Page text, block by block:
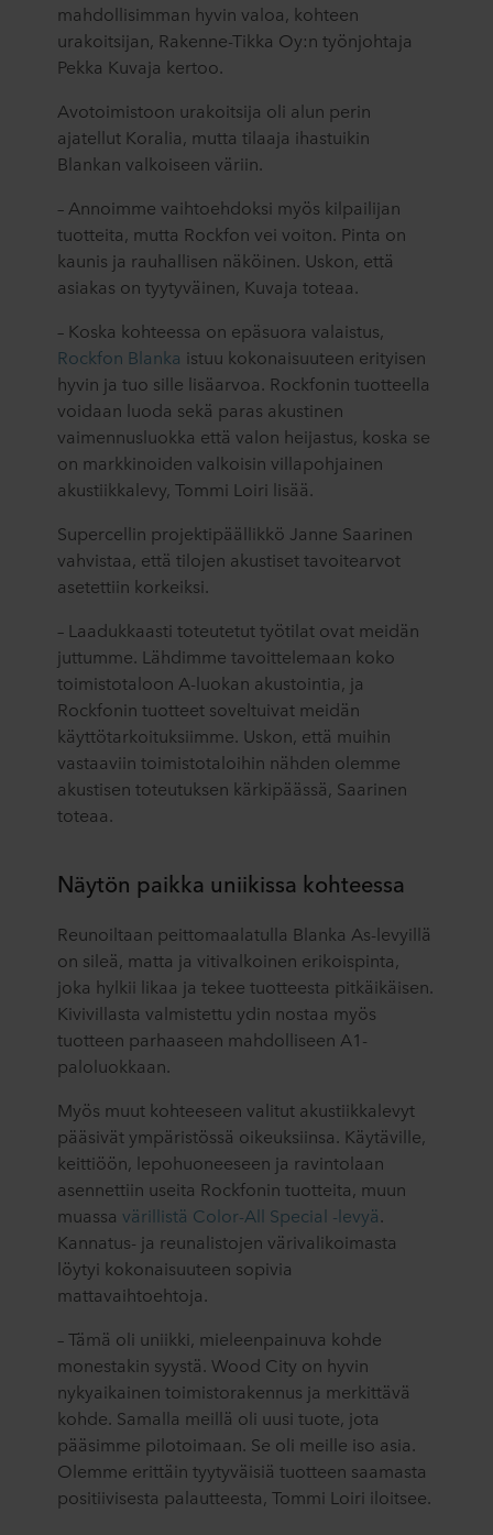
mahdollisimman hyvin valoa, kohteen
urakoitsijan, Rakenne-Tikka Oy:n työnjohtaja
Pekka Kuvaja kertoo.
Avotoimistoon urakoitsija oli alun perin
ajatellut Koralia, mutta tilaaja ihastuikin
Blankan valkoiseen väriin.
– Annoimme vaihtoehdoksi myös kilpailijan
tuotteita, mutta Rockfon vei voiton. Pinta on
kaunis ja rauhallisen näköinen. Uskon, että
asiakas on tyytyväinen, Kuvaja toteaa.
– Koska kohteessa on epäsuora valaistus,
Rockfon Blanka istuu kokonaisuuteen erityisen
hyvin ja tuo sille lisäarvoa. Rockfonin tuotteella
voidaan luoda sekä paras akustinen
vaimennusluokka että valon heijastus, koska se
on markkinoiden valkoisin villapohjainen
akustiikkalevy, Tommi Loiri lisää.
Supercellin projektipäällikkö Janne Saarinen
vahvistaa, että tilojen akustiset tavoitearvot
asetettiin korkeiksi.
– Laadukkaasti toteutetut työtilat ovat meidän
juttumme. Lähdimme tavoittelemaan koko
toimistotaloon A-luokan akustointia, ja
Rockfonin tuotteet soveltuivat meidän
käyttötarkoituksiimme. Uskon, että muihin
vastaaviin toimistotaloihin nähden olemme
akustisen toteutuksen kärkipäässä, Saarinen
toteaa.
Näytön paikka uniikissa kohteessa
Reunoiltaan peittomaalatulla Blanka As-levyillä
on sileä, matta ja vitivalkoinen erikoispinta,
joka hylkii likaa ja tekee tuotteesta pitkäikäisen.
Kivivillasta valmistettu ydin nostaa myös
tuotteen parhaaseen mahdolliseen A1-
paloluokkaan.
Myös muut kohteeseen valitut akustiikkalevyt
pääsivät ympäristössä oikeuksiinsa. Käytäville,
keittiöön, lepohuoneeseen ja ravintolaan
asennettiin useita Rockfonin tuotteita, muun
muassa värillistä Color-All Special -levyä.
Kannatus- ja reunalistojen värivalikoimasta
löytyi kokonaisuuteen sopivia
mattavaihtoehtoja.
– Tämä oli uniikki, mieleenpainuva kohde
monestakin syystä. Wood City on hyvin
nykyaikainen toimistorakennus ja merkittävä
kohde. Samalla meillä oli uusi tuote, jota
pääsimme pilotoimaan. Se oli meille iso asia.
Olemme erittäin tyytyväisiä tuotteen saamasta
positiivisesta palautteesta, Tommi Loiri iloitsee.